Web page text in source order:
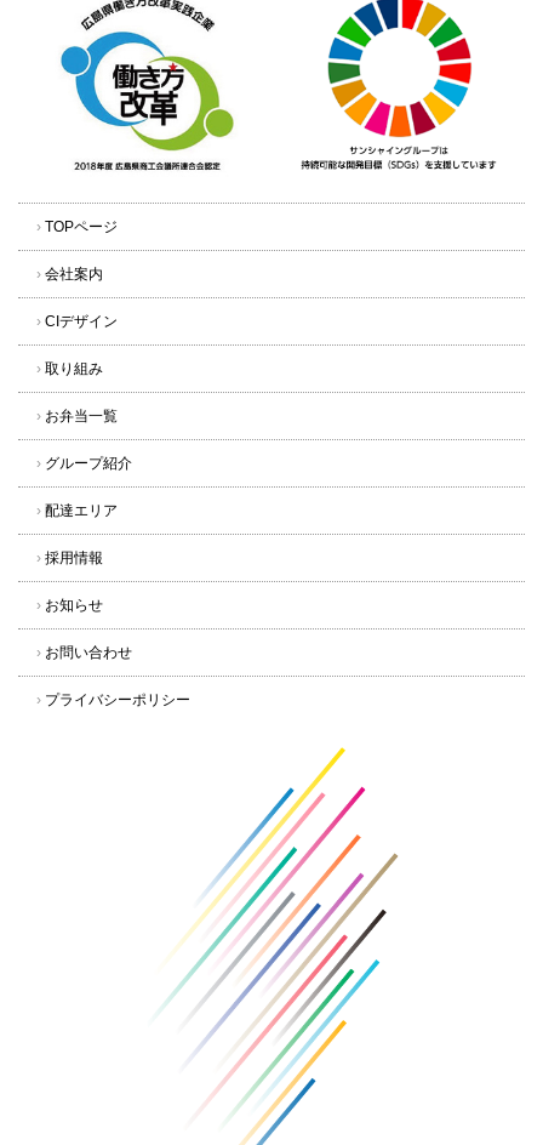
› TOPページ
› 会社案内
› CIデザイン
› 取り組み
› お弁当一覧
› グループ紹介
› 配達エリア
› 採用情報
› お知らせ
› お問い合わせ
› プライバシーポリシー